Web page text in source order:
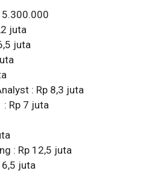
juta
6,5 juta
juta
juta
: Rp 8,3 juta
Rp 7 juta
juta
: Rp 12,5 juta
6,5 juta